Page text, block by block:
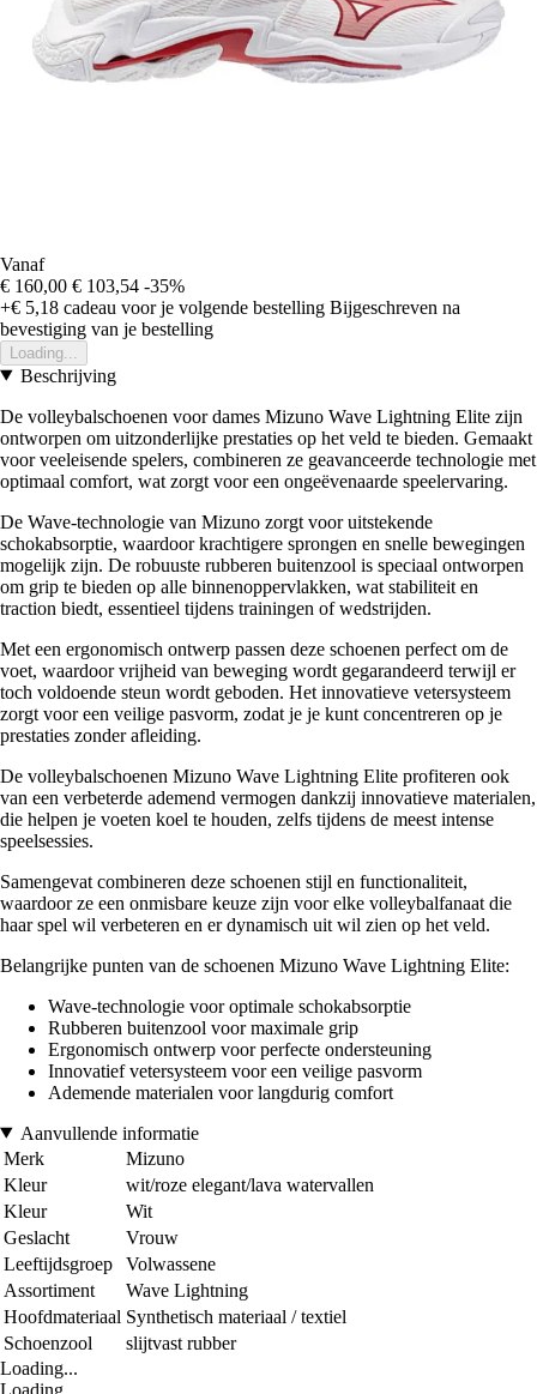
Vanaf
€ 160,00 € 103,54 -35%
+€ 5,18 cadeau voor je volgende bestelling Bijgeschreven na
bevestiging van je bestelling
Loading...
Beschrijving
De volleybalschoenen voor dames Mizuno Wave Lightning Elite zijn
ontworpen om uitzonderlijke prestaties op het veld te bieden. Gemaakt
voor veeleisende spelers, combineren ze geavanceerde technologie met
optimaal comfort, wat zorgt voor een ongeëvenaarde speelervaring.
De Wave-technologie van Mizuno zorgt voor uitstekende
schokabsorptie, waardoor krachtigere sprongen en snelle bewegingen
mogelijk zijn. De robuuste rubberen buitenzool is speciaal ontworpen
om grip te bieden op alle binnenoppervlakken, wat stabiliteit en
traction biedt, essentieel tijdens trainingen of wedstrijden.
Met een ergonomisch ontwerp passen deze schoenen perfect om de
voet, waardoor vrijheid van beweging wordt gegarandeerd terwijl er
toch voldoende steun wordt geboden. Het innovatieve vetersysteem
zorgt voor een veilige pasvorm, zodat je je kunt concentreren op je
prestaties zonder afleiding.
De volleybalschoenen Mizuno Wave Lightning Elite profiteren ook
van een verbeterde ademend vermogen dankzij innovatieve materialen,
die helpen je voeten koel te houden, zelfs tijdens de meest intense
speelsessies.
Samengevat combineren deze schoenen stijl en functionaliteit,
waardoor ze een onmisbare keuze zijn voor elke volleybalfanaat die
haar spel wil verbeteren en er dynamisch uit wil zien op het veld.
Belangrijke punten van de schoenen Mizuno Wave Lightning Elite:
Wave-technologie voor optimale schokabsorptie
Rubberen buitenzool voor maximale grip
Ergonomisch ontwerp voor perfecte ondersteuning
Innovatief vetersysteem voor een veilige pasvorm
Ademende materialen voor langdurig comfort
Aanvullende informatie
Merk
Mizuno
Kleur
wit/roze elegant/lava watervallen
Kleur
Wit
Geslacht
Vrouw
Leeftijdsgroep
Volwassene
Assortiment
Wave Lightning
Hoofdmateriaal Synthetisch materiaal / textiel
Schoenzool
slijtvast rubber
Loading...
Loading...